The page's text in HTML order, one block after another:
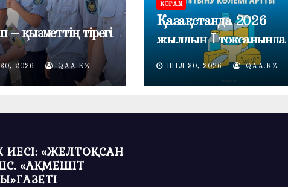
– қызметтің тірегі
2026 QAA.KZ
ҚОҒАМ
Қазақстанда 2026
жылдың I тоқсанында
негізгі азық-түлік
өнімдерін тұтыну көлемі
ШІЛ 30, 2026 QAA.KZ
ИЕСІ: «ЖЕЛТОҚСАН
«АҚМЕШІТ